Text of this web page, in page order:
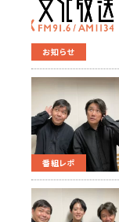
お知らせ
番組レポ